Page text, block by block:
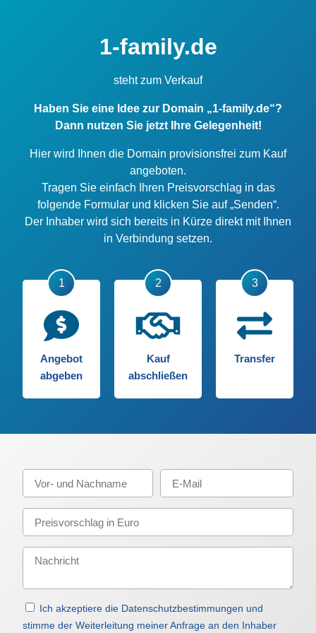
1-family.de
steht zum Verkauf
Haben Sie eine Idee zur Domain „1-family.de“?
Dann nutzen Sie jetzt Ihre Gelegenheit!
Hier wird Ihnen die Domain provisionsfrei zum Kauf
angeboten.
Tragen Sie einfach Ihren Preisvorschlag in das
folgende Formular und klicken Sie auf „Senden“.
Der Inhaber wird sich bereits in Kürze direkt mit Ihnen
in Verbindung setzen.
Angebot
abgeben
Kauf
abschließen
Transfer
Ich akzeptiere die Datenschutzbestimmungen und
stimme der Weiterleitung meiner Anfrage an den Inhaber